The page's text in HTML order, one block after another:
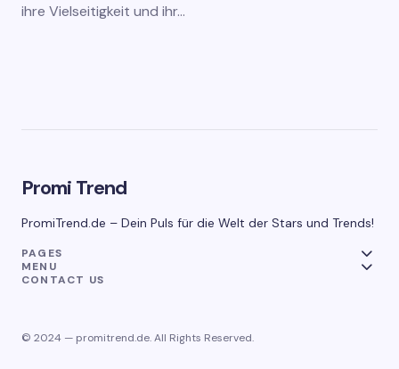
ihre Vielseitigkeit und ihr…
Promi Trend
PromiTrend.de – Dein Puls für die Welt der Stars und Trends!
PAGES
MENU
CONTACT US
© 2024 — promitrend.de. All Rights Reserved.